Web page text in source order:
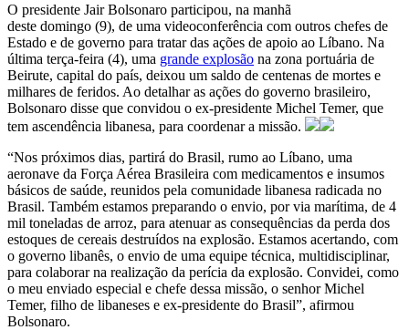
O presidente Jair Bolsonaro participou, na manhã
deste domingo (9), de uma videoconferência com outros chefes de
Estado e de governo para tratar das ações de apoio ao Líbano. Na
última terça-feira (4), uma grande explosão na zona portuária de
Beirute, capital do país, deixou um saldo de centenas de mortes e
milhares de feridos. Ao detalhar as ações do governo brasileiro,
Bolsonaro disse que convidou o ex-presidente Michel Temer, que
tem ascendência libanesa, para coordenar a missão.
“Nos próximos dias, partirá do Brasil, rumo ao Líbano, uma
aeronave da Força Aérea Brasileira com medicamentos e insumos
básicos de saúde, reunidos pela comunidade libanesa radicada no
Brasil. Também estamos preparando o envio, por via marítima, de 4
mil toneladas de arroz, para atenuar as consequências da perda dos
estoques de cereais destruídos na explosão. Estamos acertando, com
o governo libanês, o envio de uma equipe técnica, multidisciplinar,
para colaborar na realização da perícia da explosão. Convidei, como
o meu enviado especial e chefe dessa missão, o senhor Michel
Temer, filho de libaneses e ex-presidente do Brasil”, afirmou
Bolsonaro.